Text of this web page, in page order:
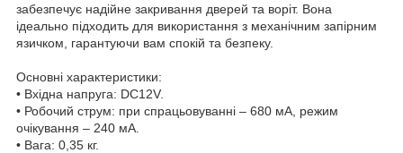
забезпечує надійне закривання дверей та воріт. Вона
ідеально підходить для використання з механічним запірним
язичком, гарантуючи вам спокій та безпеку.
Основні характеристики:
• Вхідна напруга: DC12V.
• Робочий струм: при спрацьовуванні – 680 мА, режим
очікування – 240 мА.
• Вага: 0,35 кг.